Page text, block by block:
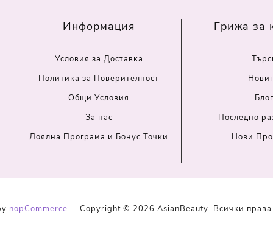
Информация
Условия за Доставка
Политика за Поверителност
Общи Условия
За нас
Лоялна Програма и Бонус Точки
Грижа за
Последно
Нови
nopCommerce Copyright © 2026 AsianBeauty. Всички права